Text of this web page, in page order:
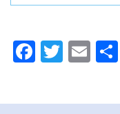
Facebook